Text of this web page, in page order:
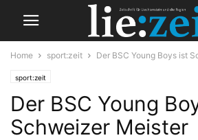
Home sport:zeit Der BSC Young Boys ist
sport:zeit
Der BSC Young
Schweizer Meister